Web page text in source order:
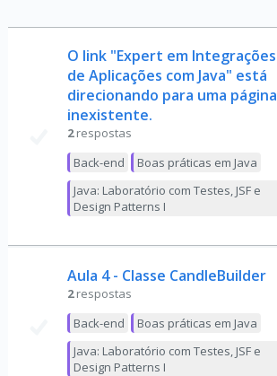
O link "Expert em Integrações
de Aplicações com Java" está
direcionando para uma página
inexistente.
2 respostas
Back-end
Boas práticas em Java
Java: Laboratório com Testes, JSF e
Design Patterns I
Aula 4 - Classe CandleBuilder
2 respostas
Back-end
Boas práticas em Java
Java: Laboratório com Testes, JSF e
Design Patterns I